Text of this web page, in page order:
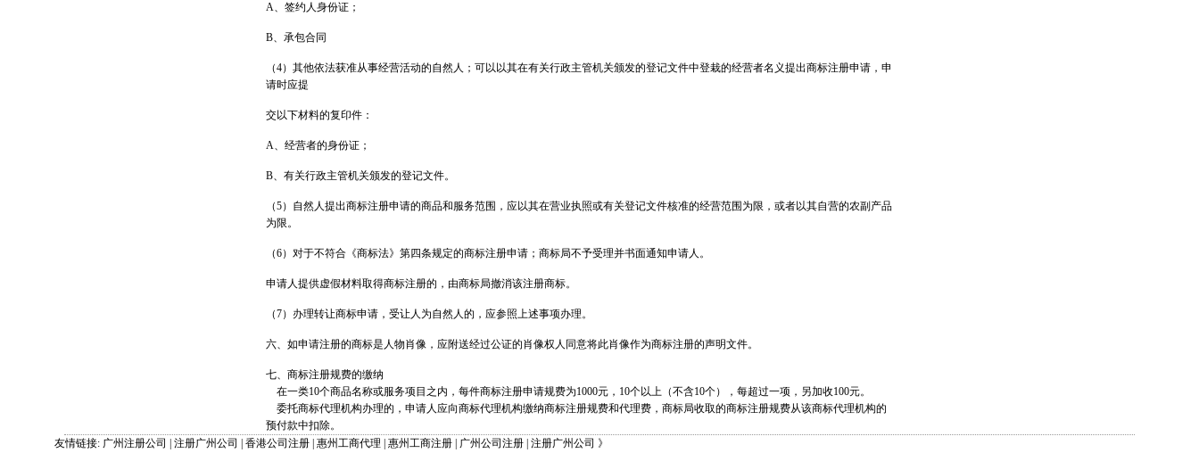
A、签约人身份证；
B、承包合同
（4）其他依法获准从事经营活动的自然人；可以以其在有关行政主管机关颁发的登记文件中登栽的经营者名义提出商标注册申请，申
请时应提
交以下材料的复印件：
A、经营者的身份证；
B、有关行政主管机关颁发的登记文件。
（5）自然人提出商标注册申请的商品和服务范围，应以其在营业执照或有关登记文件核准的经营范围为限，或者以其自营的农副产品
为限。
（6）对于不符合《商标法》第四条规定的商标注册申请；商标局不予受理并书面通知申请人。
申请人提供虚假材料取得商标注册的，由商标局撤消该注册商标。
（7）办理转让商标申请，受让人为自然人的，应参照上述事项办理。
六、如申请注册的商标是人物肖像，应附送经过公证的肖像权人同意将此肖像作为商标注册的声明文件。
七、商标注册规费的缴纳
在一类10个商品名称或服务项目之内，每件商标注册申请规费为1000元，10个以上（不含10个），每超过一项，另加收100元。
委托商标代理机构办理的，申请人应向商标代理机构缴纳商标注册规费和代理费，商标局收取的商标注册规费从该商标代理机构的
预付款中扣除。
友情链接: 广州注册公司 注册广州公司 香港公司注册| 惠州工商代理 惠州工商注册| 广州公司注册| 注册广州公司 》